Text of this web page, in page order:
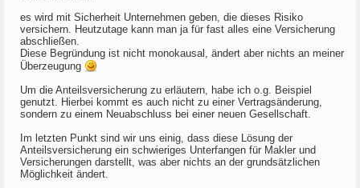
es wird mit Sicherheit Unternehmen geben, die dieses Risiko
versichern. Heutzutage kann man ja für fast alles eine Versicherung
abschließen.
Diese Begründung ist nicht monokausal, ändert aber nichts an meiner
Überzeugung
Um die Anteilsversicherung zu erläutern, habe ich o.g. Beispiel
genutzt. Hierbei kommt es auch nicht zu einer Vertragsänderung,
sondern zu einem Neuabschluss bei einer neuen Gesellschaft.
Im letzten Punkt sind wir uns einig, dass diese Lösung der
Anteilsversicherung ein schwieriges Unterfangen für Makler und
Versicherungen darstellt, was aber nichts an der grundsätzlichen
Möglichkeit ändert.